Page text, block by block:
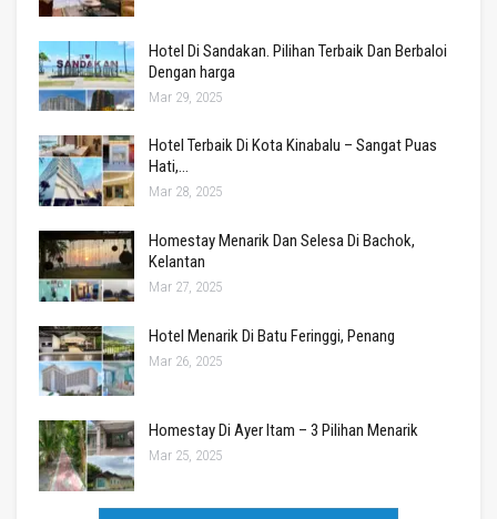
Hotel Di Sandakan. Pilihan Terbaik Dan Berbaloi
Dengan harga
Mar 29, 2025
Hotel Terbaik Di Kota Kinabalu – Sangat Puas
Hati,…
Mar 28, 2025
Homestay Menarik Dan Selesa Di Bachok,
Kelantan
Mar 27, 2025
Hotel Menarik Di Batu Feringgi, Penang
Mar 26, 2025
Homestay Di Ayer Itam – 3 Pilihan Menarik
Mar 25, 2025